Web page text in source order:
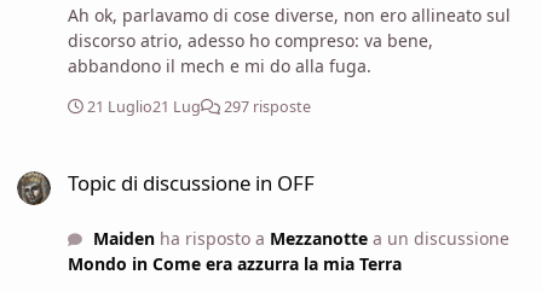
Ah ok, parlavamo di cose diverse, non ero allineato sul
discorso atrio, adesso ho compreso: va bene,
abbandono il mech e mi do alla fuga.
21 Luglio21 Lug 297 risposte
Topic di discussione in OFF
Maidenha risposto a Mezzanottea un discussione
Mondo in Come era azzurra la mia Terra